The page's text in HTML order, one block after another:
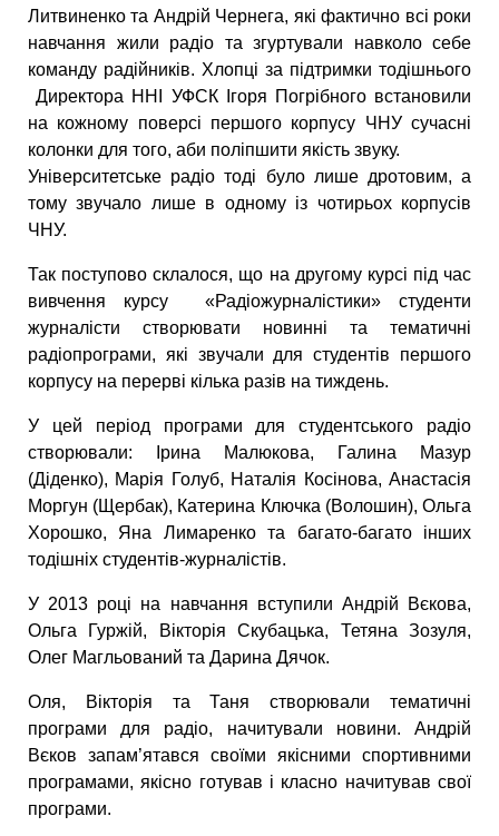
Литвиненко та Андрій Чернега, які фактично всі роки
навчання жили радіо та згуртували навколо себе
команду радійників. Хлопці за підтримки тодішнього
Директора ННІ УФСК Ігоря Погрібного встановили
на кожному поверсі першого корпусу ЧНУ сучасні
колонки для того, аби поліпшити якість звуку.
Університетське радіо тоді було лише дротовим, а
тому звучало лише в одному із чотирьох корпусів
ЧНУ.
Так поступово склалося, що на другому курсі під час
вивчення курсу «Радіожурналістики» студенти
журналісти створювати новинні та тематичні
радіопрограми, які звучали для студентів першого
корпусу на перерві кілька разів на тиждень.
У цей період програми для студентського радіо
створювали: Ірина Малюкова, Галина Мазур
(Діденко), Марія Голуб, Наталія Косінова, Анастасія
Моргун (Щербак), Катерина Ключка (Волошин), Ольга
Хорошко, Яна Лимаренко та багато-багато інших
тодішніх студентів-журналістів.
У 2013 році на навчання вступили Андрій Вєкова,
Ольга Гуржій, Вікторія Скубацька, Тетяна Зозуля,
Олег Магльований та Дарина Дячок.
Оля, Вікторія та Таня створювали тематичні
програми для радіо, начитували новини. Андрій
Вєков запам’ятався своїми якісними спортивними
програмами, якісно готував і класно начитував свої
програми.